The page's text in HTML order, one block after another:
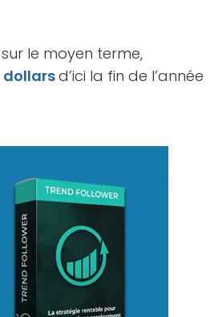
le moyen terme,
dollarsd’ici la fin de l’année